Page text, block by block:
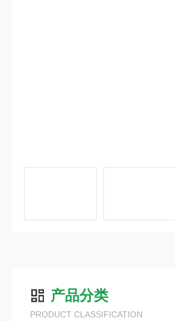
产品分类
PRODUCT CLASSIFICATION